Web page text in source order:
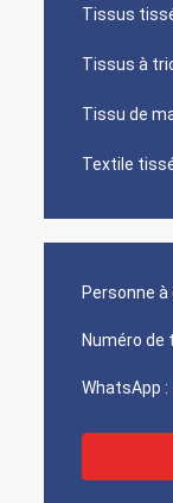
Tissus
Tissus à
Tissu de
Textile
Personne
Numéro de
WhatsApp :